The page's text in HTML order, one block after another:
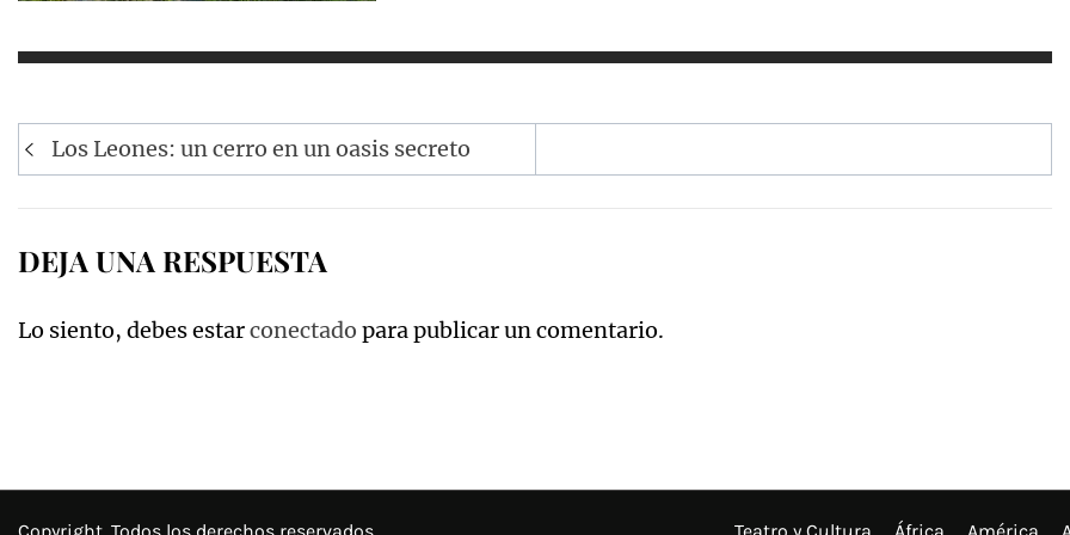
Navegación
de
Los Leones: un cerro en un oasis secreto
DEJA UNA RESPUESTA
Lo siento, debes estarconectado para publicar un comentario.